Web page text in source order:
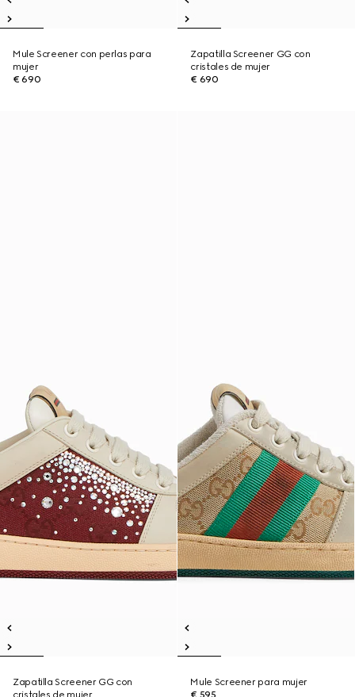
Mule Screener con perlas para
mujer
€ 690
Zapatilla Screener GG con
cristales de mujer
€ 690
Zapatilla Screener GG con
cristales de mujer
Mule Screener para mujer
€ 595